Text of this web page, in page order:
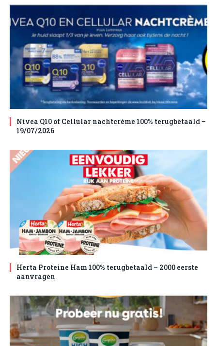
Nivea Q10 of Cellular nachtcrème 100% terugbetaald –
19/07/2026
Herta Proteine Ham 100% terugbetaald – 2000 eerste
aanvragen